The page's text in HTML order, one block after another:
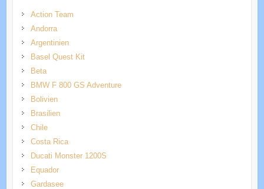
Action Team
Andorra
Argentinien
Basel Quest Kit
Beta
BMW F 800 GS Adventure
Bolivien
Brasilien
Chile
Costa Rica
Ducati Monster 1200S
Equador
Gardasee